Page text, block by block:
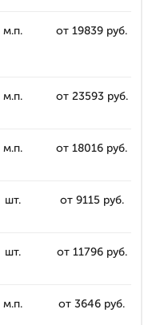
м.п. от 19839 руб.
м.п. от 23593 руб.
м.п. от 18016 руб.
шт. от 9115 руб.
шт. от 11796 руб.
м.п. от 3646 руб.